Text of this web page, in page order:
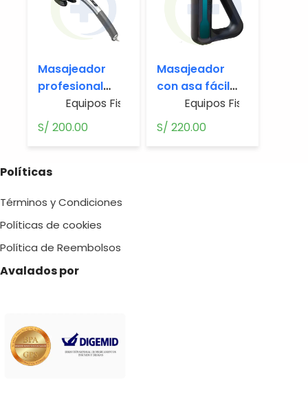
Masajeador
profesional
corporal
infrarrojo 2
cabezas
Equipos Fisioterapia
Masajeadores
S/ 200.00
Masajeador
con asa fácil
gun 32
velocidades & 8
terminales
Equipos Fisioterapia
S/ 220.00
Políticas
Términos y Condiciones
Políticas de cookies
Política de Reembolsos
Avalados por